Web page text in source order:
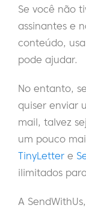
Se você não
assinantes e
conteúdo,
pode ajudar.
No entanto,
quiser enviar
mail, talvez
um pouco
TinyLetter e
ilimitados
A